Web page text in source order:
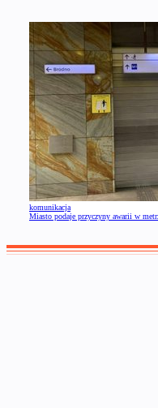
komunikacja
Miasto podaje przyczyny awarii w